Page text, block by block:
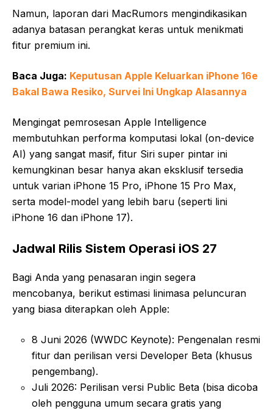
Namun, laporan dari MacRumors mengindikasikan
adanya batasan perangkat keras untuk menikmati
fitur premium ini.
Baca Juga: Keputusan Apple Keluarkan iPhone 16e
Bakal Bawa Resiko, Survei Ini Ungkap Alasannya
Mengingat pemrosesan Apple Intelligence
membutuhkan performa komputasi lokal (on-device
AI) yang sangat masif, fitur Siri super pintar ini
kemungkinan besar hanya akan eksklusif tersedia
untuk varian iPhone 15 Pro, iPhone 15 Pro Max,
serta model-model yang lebih baru (seperti lini
iPhone 16 dan iPhone 17).
Jadwal Rilis Sistem Operasi iOS 27
Bagi Anda yang penasaran ingin segera
mencobanya, berikut estimasi linimasa peluncuran
yang biasa diterapkan oleh Apple:
8 Juni 2026 (WWDC Keynote): Pengenalan resmi
fitur dan perilisan versi Developer Beta (khusus
pengembang).
Juli 2026: Perilisan versi Public Beta (bisa dicoba
oleh pengguna umum secara gratis yang